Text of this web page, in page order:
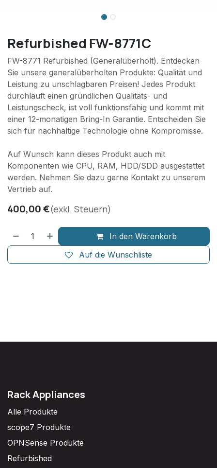
Refurbished FW-8771C
FW-8771 Refurbished (Generalüberholt). Entdecken
Sie unsere generalüberholten Produkte: Qualität und
Leistung zu unschlagbaren Preisen! Jedes Produkt
durchläuft einen gründlichen Qualitäts- und
Leistungscheck, ist voll funktionsfähig und kommt mit
einer 12-monatigen Bring-In Garantie. Entscheiden Sie
sich für nachhaltige Technologie ohne Kompromisse.
Auf Wunsch kann dieses Produkt auch mit
Komponenten wie CPU, RAM, HDD/SDD ausgestattet
werden. Nehmen Sie dazu gerne Kontakt zu unserem
Vertrieb auf.
400,00€(exkl. Steuern)
In den Warenkorb
Auf die Wunschliste
Rack Appliances
Alle Produkte
scope7 Produkte
OPNSense Produkte
Refurbished